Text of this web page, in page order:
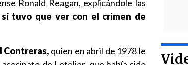
Ronald Reagan, explicándole las
tuvo que ver con el crimen de
Contreras, quien en abril de 1978 le